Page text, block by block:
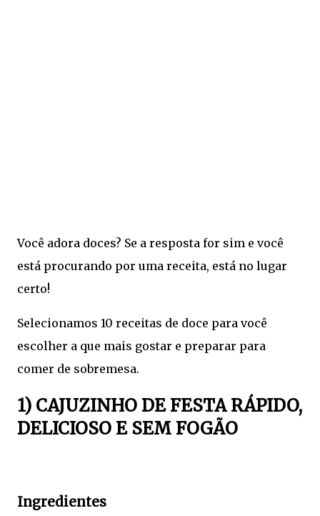
Você adora doces? Se a resposta for sim e você
está procurando por uma receita, está no lugar
certo!
Selecionamos 10 receitas de doce para você
escolher a que mais gostar e preparar para
comer de sobremesa.
1) CAJUZINHO DE FESTA RÁPIDO,
DELICIOSO E SEM FOGÃO
Ingredientes